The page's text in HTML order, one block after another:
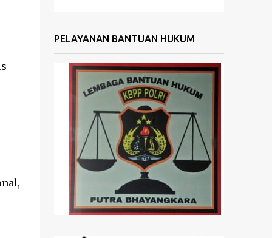
PELAYANAN BANTUAN HUKUM